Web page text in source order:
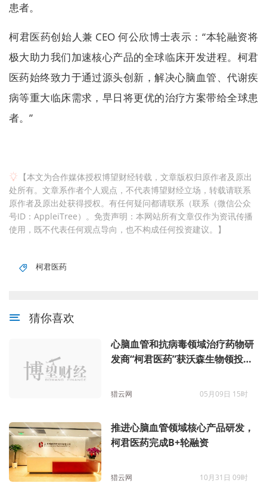
患者。
柯君医药创始人兼 CEO 何公欣博士表示：“本轮融资将
极大助力我们加速核心产品的全球临床开发进程。柯君
医药始终致力于通过源头创新，解决心脑血管、代谢疾
病等重大临床需求，早日将更优的治疗方案带给全球患
者。”
【本文为合作媒体授权博望财经转载，文章版权归原作者及原出
处所有。文章系作者个人观点，不代表博望财经立场，转载请联系
原作者及原出处获得授权。有任何疑问都请联系（联系（微信公众
号ID：AppleiTree）。免责声明：本网站所有文章仅作为资讯传播
使用，既不代表任何观点导向，也不构成任何投资建议。】
柯君医药
猜你喜欢
心脑血管和抗病毒领域治疗药物研
发商“柯君医药”获沃森生物领投超
猎云网 05月09日 15时
推进心脑血管领域核心产品研发，
柯君医药完成B+轮融资
猎云网 10月31日 09时